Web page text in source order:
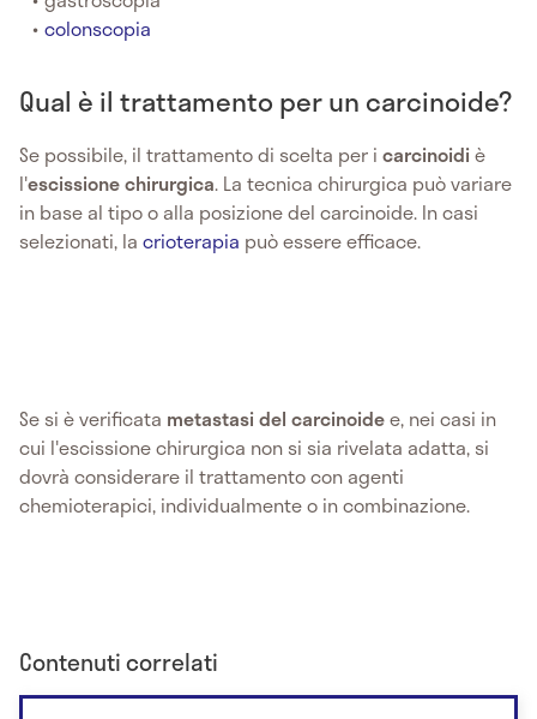
colonscopia
Qual è il trattamento per un carcinoide?
Se possibile, il trattamento di scelta per i carcinoidiè
l'escissione chirurgica. La tecnica chirurgica può variare
in base al tipo o alla posizione del carcinoide. In casi
selezionati, la crioterapia può essere efficace.
Se si è verificata metastasi del carcinoidee, nei casi in
cui l'escissione chirurgica non si sia rivelata adatta, si
dovrà considerare il trattamento con agenti
chemioterapici, individualmente o in combinazione.
Contenuti correlati